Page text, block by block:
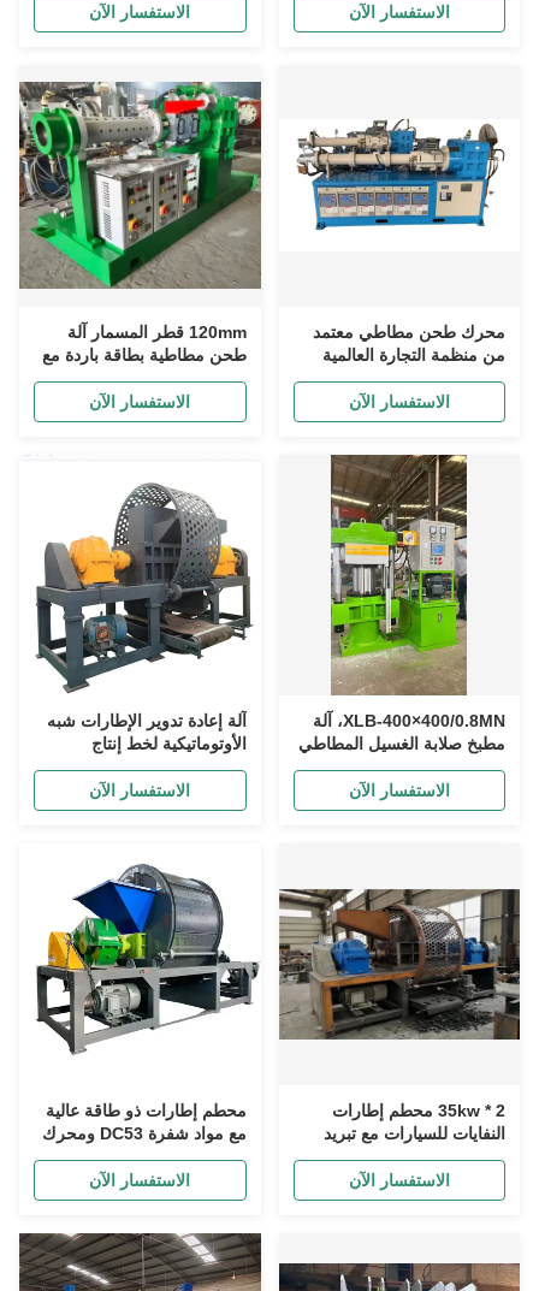
والسيليكونالاستفسار الآن
الغذاء الباردالاستفسار الآن
محرك طحن مطاطي معتمد
من منظمة التجارة العالمية
بقدرة 200 كيلوغرام في
الاستفسار الآن
120mm قطر المسمار آلة
طحن مطاطية بطاقة باردة مع
قدرة إنتاج 60-150kg / ساعة
الاستفسار الآن
XLB-400×400/0.8MN، آلة
مطبخ صلابة الغسيل المطاطي
/ مطبخ صبغ ساخن
الاستفسار الآن
آلة إعادة تدوير الإطارات شبه
الأوتوماتيكية لخط إنتاج
مسحوق المطاط للتخلص من
الاستفسار الآن
35kw * 2 محطم إطارات
النفايات للسيارات مع تبريد
الماء لإطارات الدخول حجم
أقل من 1200mmالاستفسار الآن
محطم إطارات ذو طاقة عالية
مع مواد شفرة DC53 ومحرك
القيادة 45kw * 2 يمكنه معالجة
5 أطنان من الإطارات في
الساعة
الاستفسار الآن